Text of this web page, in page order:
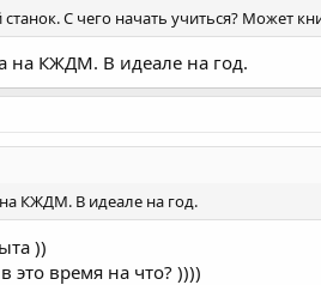
С чего начать учиться? Может
на КЖДМ. В идеале на год.
КЖДМ. В идеале на год.
))
это время на что? ))))